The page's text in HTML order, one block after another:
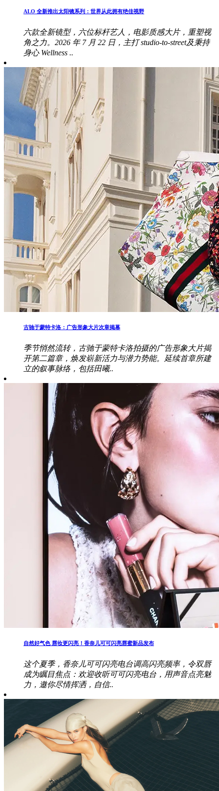
ALO 全新推出太阳镜系列：世界从此拥有绝佳视野
六款全新镜型，六位标杆艺人，电影质感大片，重塑视
角之力。2026 年 7 月 22 日，主打 studio-to-street及秉持
身心 Wellness ..
古驰于蒙特卡洛：广告形象大片次章揭幕
季节悄然流转，古驰于蒙特卡洛拍摄的广告形象大片揭
开第二篇章，焕发崭新活力与潜力势能。延续首章所建
立的叙事脉络，包括田曦..
自然好气色 唇妆更闪亮！香奈儿可可闪亮唇蜜新品发布
这个夏季，香奈儿可可闪亮电台调高闪亮频率，令双唇
成为瞩目焦点：欢迎收听可可闪亮电台，用声音点亮魅
力，邀你尽情挥洒，自信..